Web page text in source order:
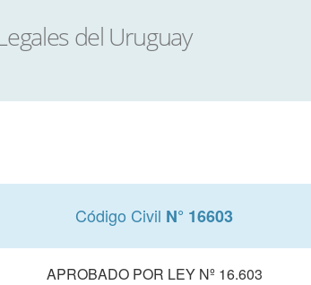
Código Civil N° 16603
APROBADO POR LEY Nº 16.603